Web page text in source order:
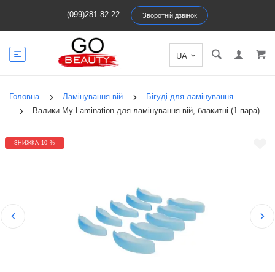
(099)281-82-22 Зворотній дзвінок
Головна Ламінування вій
Бігуді для ламінування
Валики My Lamination для ламінування вій, блакитні (1 пара)
ЗНИЖКА 10 %